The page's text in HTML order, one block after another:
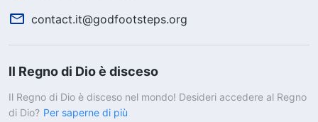
contact.it@godfootsteps.org
Il Regno di Dio è disceso
Il Regno di Dio è disceso nel mondo! Desideri accedere al Regno
di Dio? Per saperne di più